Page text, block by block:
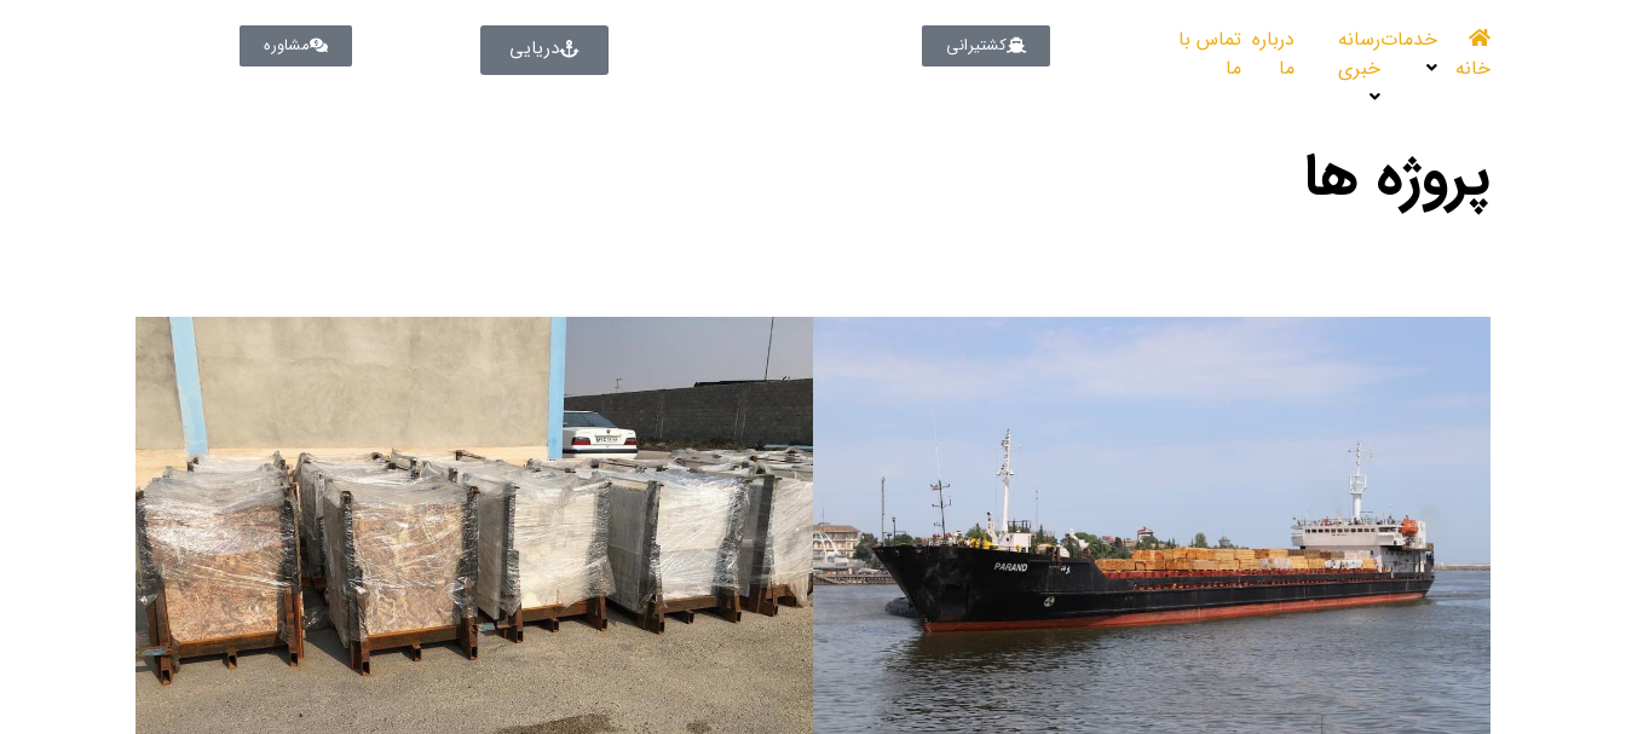
خانه
خدماترسانه
خبری
درباره
ما
تماس با
ما
کشتیرانی دریایی مشاوره
پروژه ها